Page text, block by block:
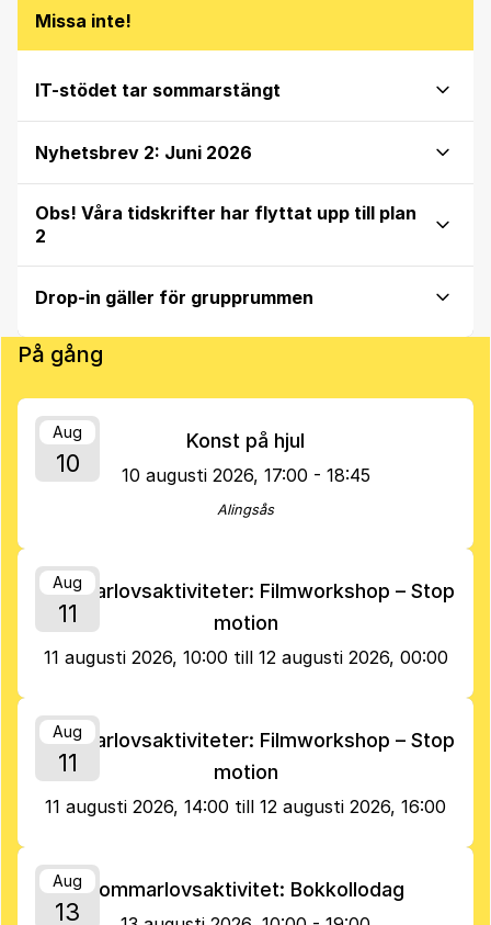
Missa inte!
IT-stödet tar sommarstängt
Nyhetsbrev 2: Juni 2026
Obs! Våra tidskrifter har flyttat upp till plan
2
Drop-in gäller för grupprummen
På gång
Aug
10
Konst på hjul
10 augusti 2026, 17:00 - 18:45
Alingsås
Aug
11
Sommarlovsaktiviteter: Filmworkshop – Stop
motion
11 augusti 2026, 10:00 till 12 augusti 2026, 00:00
Aug
11
Sommarlovsaktiviteter: Filmworkshop – Stop
motion
11 augusti 2026, 14:00 till 12 augusti 2026, 16:00
Aug
13
Sommarlovsaktivitet: Bokkollodag